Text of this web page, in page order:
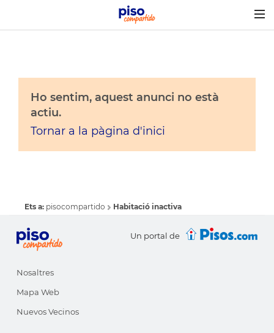
Ho sentim, aquest anunci no està
actiu.
Tornar a la pàgina d'inici
Ets a: pisocompartido Habitació inactiva
Un portal de
Nosaltres
Mapa Web
Nuevos Vecinos